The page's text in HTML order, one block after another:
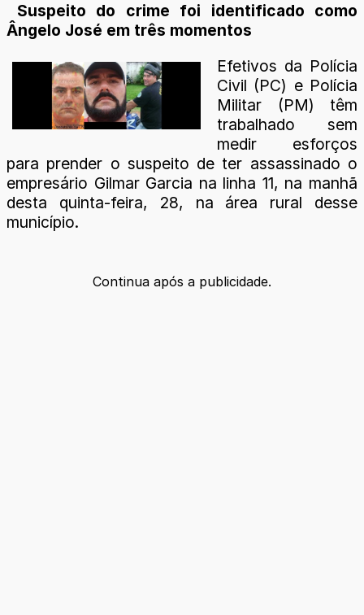
Suspeito do crime foi identificado como
Ângelo José em três momentos
Efetivos da Polícia
Civil (PC) e Polícia
Militar (PM) têm
trabalhado sem
medir esforços
para prender o suspeito de ter assassinado o
empresário Gilmar Garcia na linha 11, na manhã
desta quinta-feira, 28, na área rural desse
município.
Continua após a publicidade.